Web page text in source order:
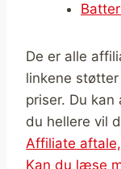
De er alle
linkene
priser. Du
du hellere vil
Affiliate
Kan du læse